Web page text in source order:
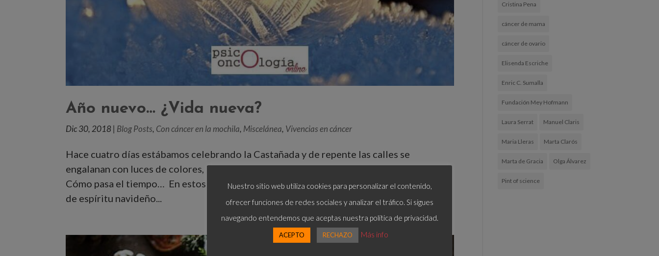
Año nuevo… ¿Vida nueva?
Dic 30, 2018 | Blog Posts, Con cáncer en la mochila, Miscelánea, Vivencias en cáncer
Hace cuatro días estábamos celebrando la Castañada y de repente las calles se
engalanan con luces de colores, llegan las cenas de empresa y, seguido, la Navidad…
Cómo pasa el tiempo… En estos días de comidas familiares, de recogimiento hogareño,
de espíritu navideño...
Cristina Pena
cáncer de mama
cáncer de ovario
Elisenda Escriche
Enric C. Sumalla
Fundación Mey Hofmann
Laura Serrat Manuel Claris
Maria Lleras Marta Clarós
Marta de Gracia Olga Álvarez
Pint of science
Nuestro sitio web utiliza cookies para personalizar el contenido,
ofrecer funciones de redes sociales y analizar el tráfico. Si sigues
navegando entendemos que aceptas nuestra política de privacidad.
ACEPTO RECHAZO Más info